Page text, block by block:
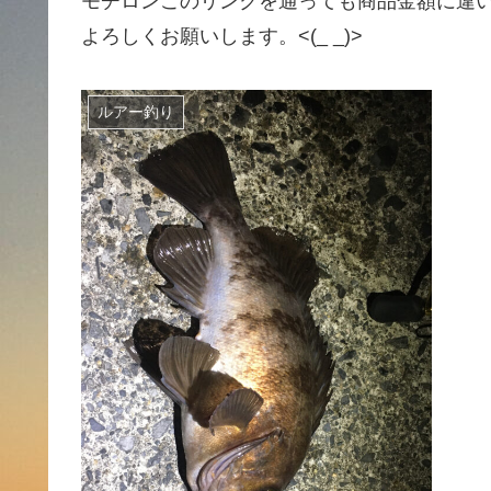
よろしくお願いします。<(_ _)>
ルアー釣り